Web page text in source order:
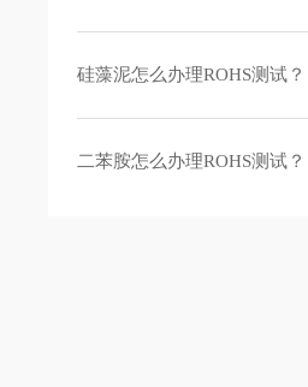
硅藻泥怎么办理ROHS测试？
二苯胺怎么办理ROHS测试？